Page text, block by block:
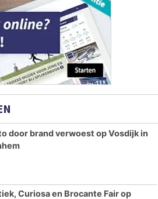
door brand verwoest op Vosdijk in
Curiosa en Brocante Fair op